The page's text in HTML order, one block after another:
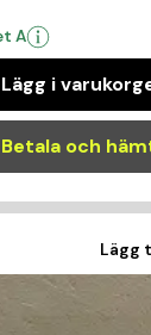
A
Lägg i
Betala och
Lägg